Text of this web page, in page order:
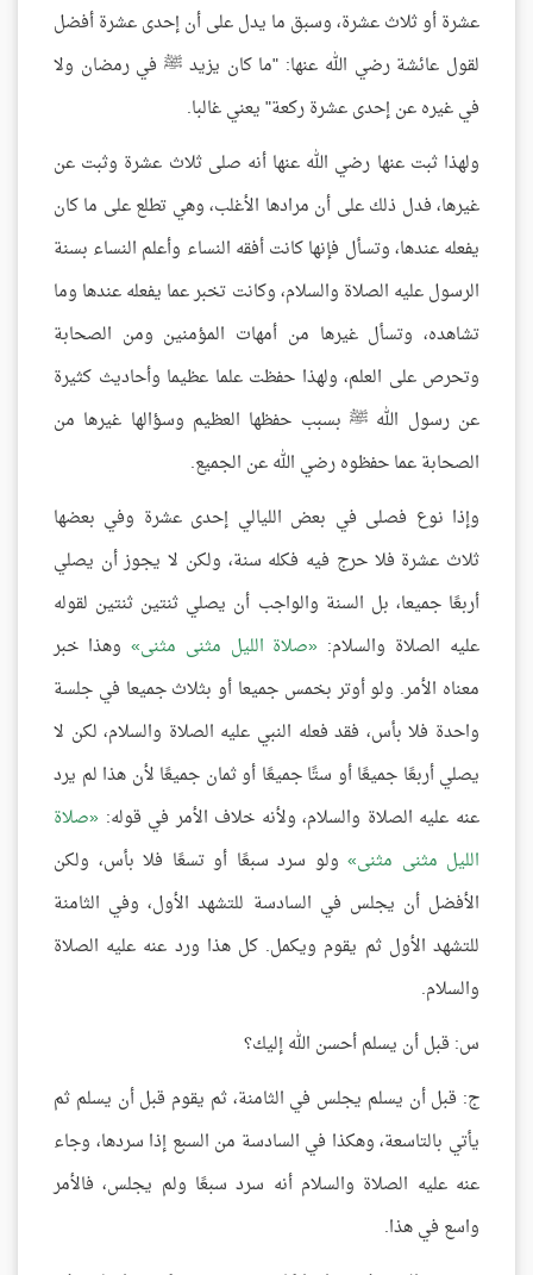
عشرة أو ثلاث عشرة، وسبق ما يدل على أن إحدى عشرة أفضل
لقول عائشة رضي الله عنها: "ما كان يزيد ﷺ في رمضان ولا
في غيره عن إحدى عشرة ركعة" يعني غالبا.
ولهذا ثبت عنها رضي الله عنها أنه صلى ثلاث عشرة وثبت عن
غيرها، فدل ذلك على أن مرادها الأغلب، وهي تطلع على ما كان
يفعله عندها، وتسأل فإنها كانت أفقه النساء وأعلم النساء بسنة
الرسول عليه الصلاة والسلام، وكانت تخبر عما يفعله عندها وما
تشاهده، وتسأل غيرها من أمهات المؤمنين ومن الصحابة
وتحرص على العلم، ولهذا حفظت علما عظيما وأحاديث كثيرة
عن رسول الله ﷺ بسبب حفظها العظيم وسؤالها غيرها من
الصحابة عما حفظوه رضي الله عن الجميع.
وإذا نوع فصلى في بعض الليالي إحدى عشرة وفي بعضها
ثلاث عشرة فلا حرج فيه فكله سنة، ولكن لا يجوز أن يصلي
أربعًا جميعا، بل السنة والواجب أن يصلي ثنتين ثنتين لقوله
عليه الصلاة والسلام:
صلاة الليل مثنى مثنى
وهذا خبر
معناه الأمر. ولو أوتر بخمس جميعا أو بثلاث جميعا في جلسة
واحدة فلا بأس، فقد فعله النبي عليه الصلاة والسلام، لكن لا
يصلي أربعًا جميعًا أو ستًا جميعًا أو ثمان جميعًا لأن هذا لم يرد
عنه عليه الصلاة والسلام، ولأنه خلاف الأمر في قوله: صلاة
الليل مثنى مثنى
ولو سرد سبعًا أو تسعًا فلا بأس، ولكن
الأفضل أن يجلس في السادسة للتشهد الأول، وفي الثامنة
للتشهد الأول ثم يقوم ويكمل. كل هذا ورد عنه عليه الصلاة
والسلام.
س: قبل أن يسلم أحسن الله إليك؟
ج: قبل أن يسلم يجلس في الثامنة، ثم يقوم قبل أن يسلم ثم
يأتي بالتاسعة، وهكذا في السادسة من السبع إذا سردها، وجاء
عنه عليه الصلاة والسلام أنه سرد سبعًا ولم يجلس، فالأمر
واسع في هذا.